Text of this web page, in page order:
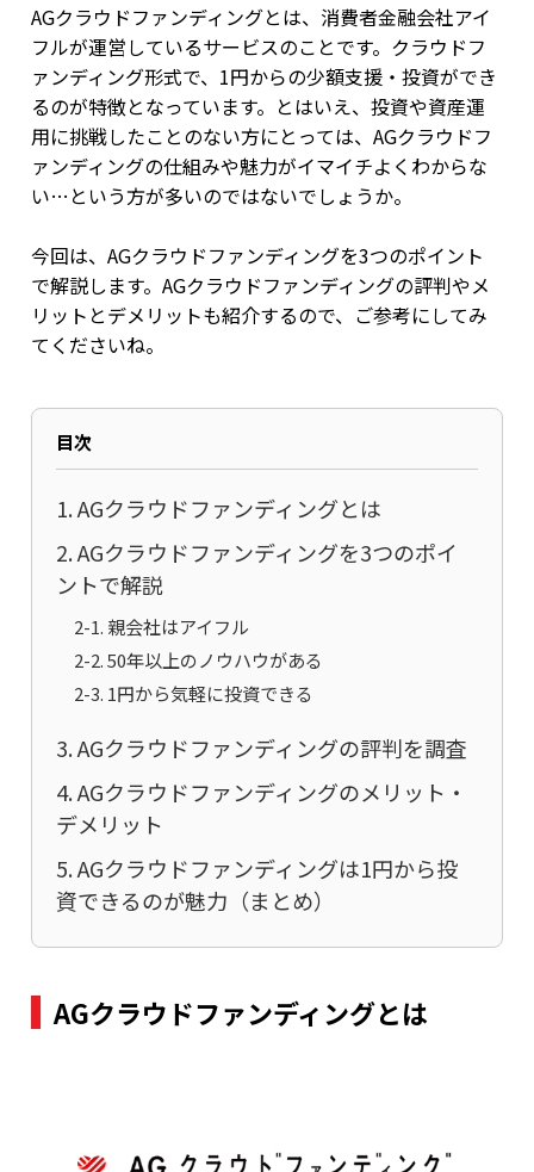
AGクラウドファンディングとは、消費者金融会社アイ
フルが運営しているサービスのことです。クラウドフ
ァンディング形式で、1円からの少額支援・投資ができ
るのが特徴となっています。とはいえ、投資や資産運
用に挑戦したことのない方にとっては、AGクラウドフ
ァンディングの仕組みや魅力がイマイチよくわからな
い…という方が多いのではないでしょうか。
今回は、AGクラウドファンディングを3つのポイント
で解説します。AGクラウドファンディングの評判やメ
リットとデメリットも紹介するので、ご参考にしてみ
てくださいね。
目次
1. AGクラウドファンディングとは
2. AGクラウドファンディングを3つのポイ
ントで解説
2-1. 親会社はアイフル
2-2. 50年以上のノウハウがある
2-3. 1円から気軽に投資できる
3. AGクラウドファンディングの評判を調査
4. AGクラウドファンディングのメリット・
デメリット
5. AGクラウドファンディングは1円から投
資できるのが魅力（まとめ）
AGクラウドファンディングとは